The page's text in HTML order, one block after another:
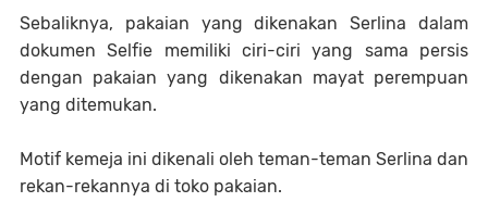
Sebaliknya, pakaian yang dikenakan Serlina dalam
dokumen Selfie memiliki ciri-ciri yang sama persis
dengan pakaian yang dikenakan mayat perempuan
yang ditemukan.
Motif kemeja ini dikenali oleh teman-teman Serlina dan
rekan-rekannya di toko pakaian.